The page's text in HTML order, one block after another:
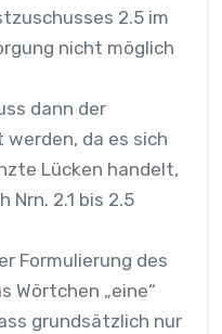
2.5 im
nicht möglich
dann der
da es sich
Lücken handelt,
Nrn. 2.1 bis 2.5
Formulierung des
Wörtchen „eine“
grundsätzlich nur